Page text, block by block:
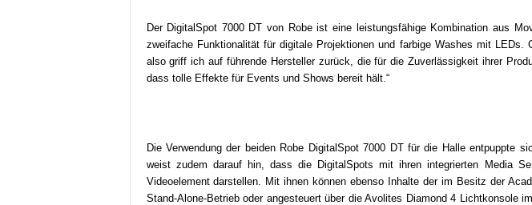
Der DigitalSpot 7000 DT von Robe ist eine leistungsfähige Kombination aus
zweifache Funktionalität für digitale Projektionen und farbige Washes mit
also griff ich auf führende Hersteller zurück, die für die Zuverlässigkeit ihrer
dass tolle Effekte für Events und Shows bereit hält.“
Die Verwendung der beiden Robe DigitalSpot 7000 DT für die Halle entpuppte
weist zudem darauf hin, dass die DigitalSpots mit ihren integrierten Media
Videoelement darstellen. Mit ihnen können ebenso Inhalte der im Besitz der
Stand-Alone-Betrieb oder angesteuert über die Avolites Diamond 4 Lichtkonsole